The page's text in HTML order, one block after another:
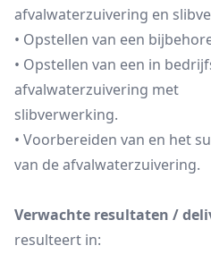
afvalwaterzuivering en
• Opstellen van een
• Opstellen van een in
afvalwaterzuivering met
slibverwerking.
• Voorbereiden van en het
van de afvalwaterzuivering.
Verwachte resultaten /
resulteert in: